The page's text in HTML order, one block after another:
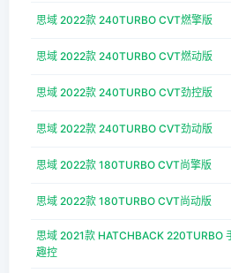
思域 2022款 240TURBO CVT燃擎版
思域 2022款 240TURBO CVT燃动版
思域 2022款 240TURBO CVT劲控版
思域 2022款 240TURBO CVT劲动版
思域 2022款 180TURBO CVT尚擎版
思域 2022款 180TURBO CVT尚动版
思域 2021款 HATCHBACK 220TURBO
趣控